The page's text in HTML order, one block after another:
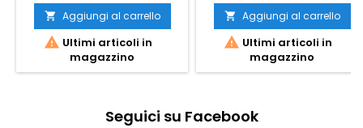
 Aggiungi al carrello
 Ultimi articoli in
magazzino
 Aggiungi al carrello
 Ultimi articoli in
magazzino
Seguici su Facebook